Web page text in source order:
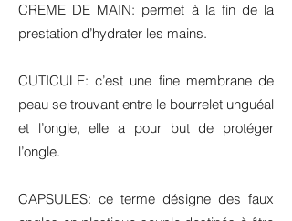
CREME DE MAIN: permet à la fin de la
prestation d’hydrater les mains.
CUTICULE: c’est une fine membrane de
peau se trouvant entre le bourrelet unguéal
et l’ongle, elle a pour but de protéger
l’ongle.
CAPSULES: ce terme désigne des faux